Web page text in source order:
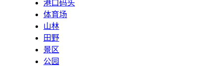
港口码头
体育场
山林
田野
景区
公园